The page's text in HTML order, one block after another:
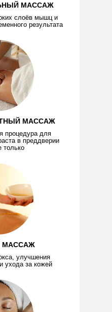
улучшения
ухода за кожей
МАССАЖ
процедура для
в преддверии
только
МАССАЖ
слоёв мышц и
результата
МАССАЖ